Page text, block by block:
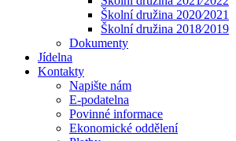
Školní družina 2020⁄2021
Školní družina 2018⁄2019
Dokumenty
Jídelna
Kontakty
Napište nám
E-podatelna
Povinné informace
Ekonomické oddělení